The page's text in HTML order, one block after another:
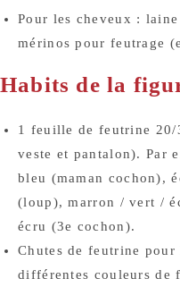
Pour les cheveux :
mérinos pour feutrage
Habits de la
1 feuille de feutrine 20/
veste et pantalon). Par
bleu (maman cochon),
(loup), marron / vert /
écru (3e cochon).
Chutes de feutrine
différentes couleurs de